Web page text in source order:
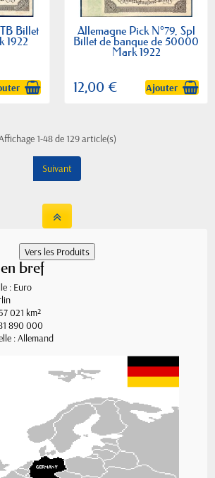
Billet
1922
Allemagne Pick N°79, Spl
Billet de banque de 50000
Mark 1922
12,00 € Ajouter
1-48 de 129 article(s)
Suivant
bref
: Euro
021 km²
890 000
: Allemand